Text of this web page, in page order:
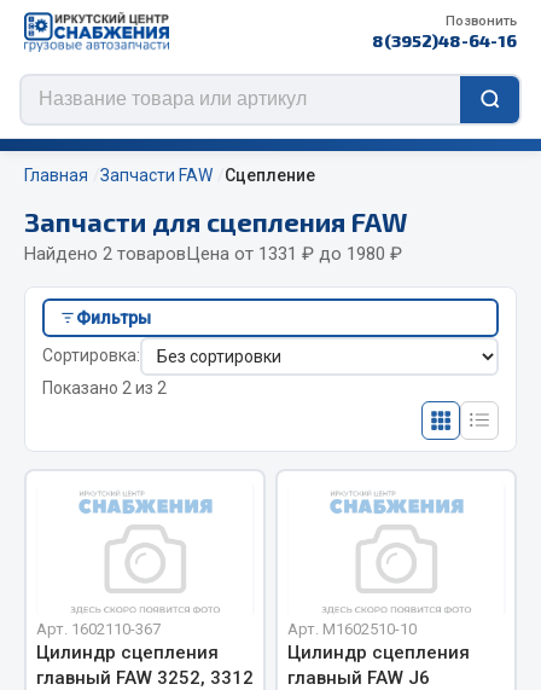
Позвонить
8(3952)48-64-16
Цепи противоскольжения
ЦЕПИ РОССИЯ
ЦЕПИ BOHU (Китай)
Изготовление цепей на колеса BOHU
Весь раздел
Отопители салона, подогреватели
Автономные воздушные отопители
Жидкостные подогреватели
Отопители салона
Главная Запчасти FAW Сцепление
Запчасти для сцепления FAW
Найдено 2 товаровЦена от 1331 ₽ до 1980 ₽
Фильтры
Сортировка:
Показано 2 из 2
Арт. 1602110-367
Цилиндр сцепления
главный FAW 3252, 3312
Арт. M1602510-10
Цилиндр сцепления
главный FAW J6